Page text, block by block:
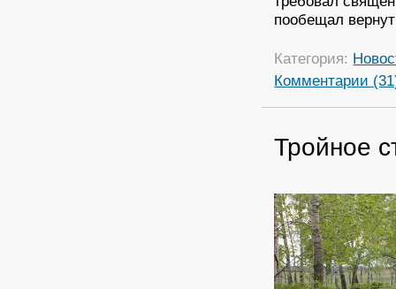
пообещал
Категория:
Комментарии
Тройное